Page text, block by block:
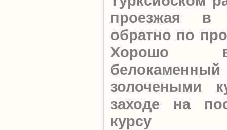
проезжая в
обратно по
Хорошо
золочеными
заходе на
курсу